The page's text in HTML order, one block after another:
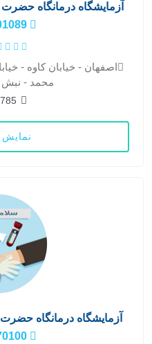
آزمایشگاه درمانگاه
03134501089
اصفهان - خیابان کاوه -
محمد - نبش
نمایش
آزمایشگاه درمانگاه
03136270100